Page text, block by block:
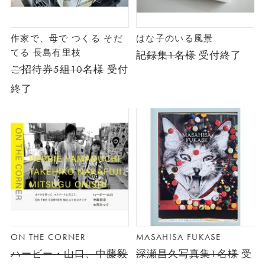
作家で、母で つくる そだ
てる 長島有里枝
ご招待券5組10名様 受付
終了
はな子のいる風景
記録集1名様受付終了
ON THE CORNER
ハービー・山口、中藤毅
MASAHISA FUKASE
深瀬昌久写真集1名様受